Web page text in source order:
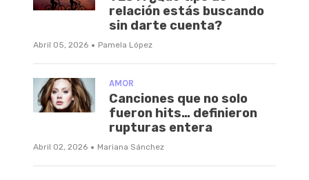
relación estás buscando
sin darte cuenta?
Abril 05, 2026 · Pamela López
AMOR
Canciones que no solo
fueron hits… definieron
rupturas entera
Abril 02, 2026 · Mariana Sánchez